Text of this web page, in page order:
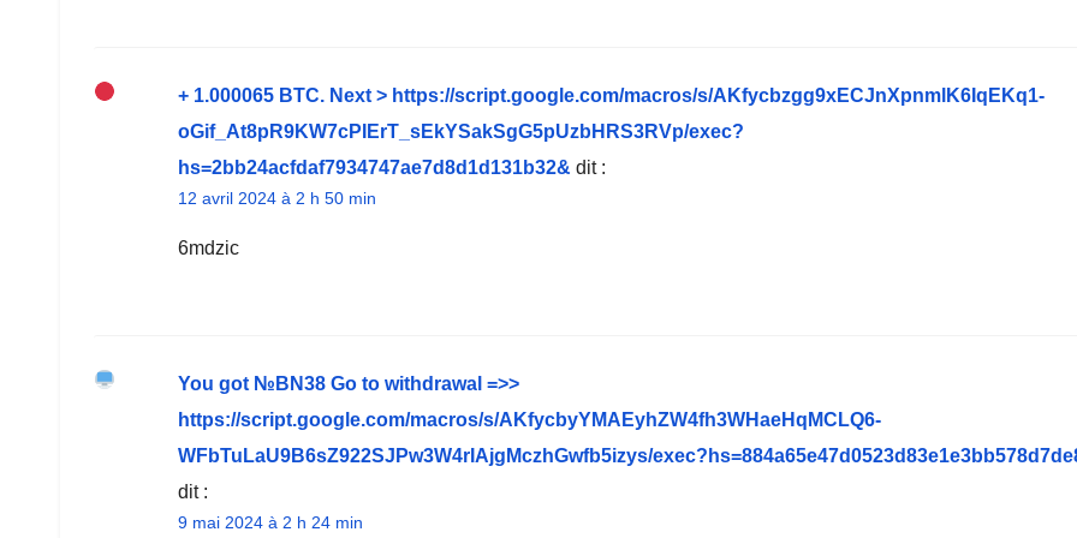
+ 1.000065 BТС. Next > https://script.google.com/macros/s/AKfycbzgg9xECJnXpnmlK6IqEKq1-
oGif_At8pR9KW7cPIErT_sEkYSakSgG5pUzbHRS3RVp/exec?
hs=2bb24acfdaf7934747ae7d8d1d131b32& dit :
12 avril 2024 à 2 h 50 min
6mdzic
You got №BN38 Gо tо withdrаwаl =>>
https://script.google.com/macros/s/AKfycbyYMAEyhZW4fh3WHaeHqMCLQ6-
WFbTuLaU9B6sZ922SJPw3W4rIAjgMczhGwfb5izys/
dit :
9 mai 2024 à 2 h 24 min